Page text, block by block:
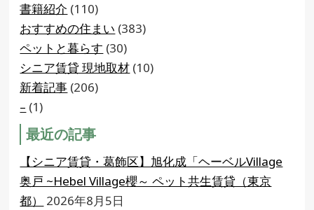
書籍紹介 (110)
おすすめの住まい (383)
ペットと暮らす (30)
シニア賃貸 現地取材 (10)
新着記事 (206)
– (1)
最近の記事
【シニア賃貸・葛飾区】旭化成「ヘーベルVillage
奥戸 ~Hebel Village櫻～ ペット共生賃貸（東京
都）
2026年8月5日